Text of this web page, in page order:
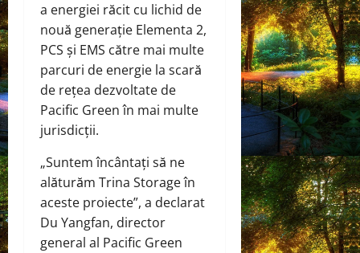
a energiei răcit cu lichid de
nouă generație Elementa 2,
PCS și EMS către mai multe
parcuri de energie la scară
de rețea dezvoltate de
Pacific Green în mai multe
jurisdicții.
„Suntem încântați să ne
alăturăm Trina Storage în
aceste proiecte”, a declarat
Du Yangfan, director
general al Pacific Green